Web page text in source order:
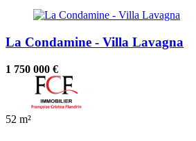
La Condamine - Villa Lavagna
1 750 000 €
52 m²